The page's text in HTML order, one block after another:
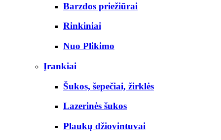
Barzdos priežiūrai
Rinkiniai
Nuo Plikimo
Įrankiai
Šukos, šepečiai, žirklės
Lazerinės šukos
Plaukų džiovintuvai